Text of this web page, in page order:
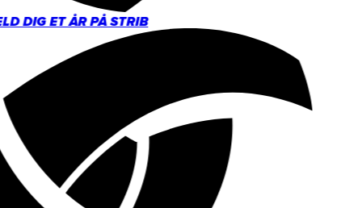
DIG ET ÅR PÅ STRIB